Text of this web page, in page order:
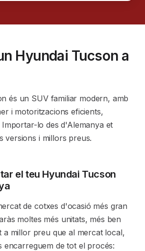
Hyundai Tucson a
és un SUV familiar modern, amb
i motoritzacions eficients,
lo des d'Alemanya et
versions i millors preus.
el teu Hyundai Tucson
de cotxes d'ocasió més gran
moltes més unitats, més ben
a millor preu que al mercat local,
encarreguem de tot el procés: